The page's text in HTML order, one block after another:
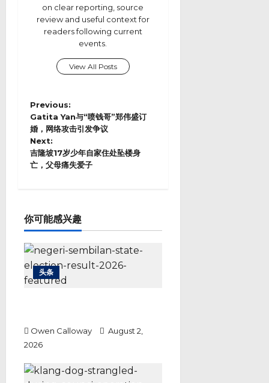
on clear reporting, source
review and useful context for
readers following current
events.
View All Posts
P
o
s
t
n
a
a
t
i
o
n
Previous:
Gatita Yan与“喷钱哥”郑伟盛订
婚，网络攻击引发争议
Next:
吉隆坡17岁少年自家住处坠楼身
亡，父母痛失爱子
你可能感兴趣
头条
Owen Calloway
August 2,
2026